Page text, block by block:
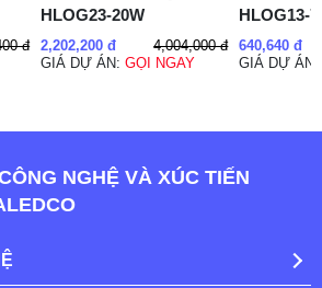
đ
HLOG23-20W
2,202,200 đ
4,004,000 đ
GIÁ DỰ ÁN:GỌI NGAY
HLOG13-
640,640 đ
GIÁ DỰ
NGHỆ VÀ XÚC TIẾN